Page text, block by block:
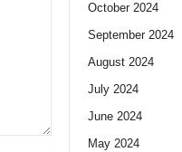
October 2024
September 2024
August 2024
July 2024
June 2024
May 2024